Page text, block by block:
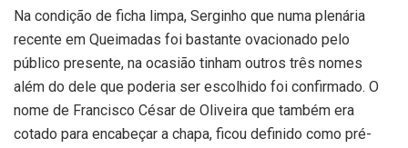
Na condição de ficha limpa, Serginho que numa plenária
recente em Queimadas foi bastante ovacionado pelo
público presente, na ocasião tinham outros três nomes
além do dele que poderia ser escolhido foi confirmado. O
nome de Francisco César de Oliveira que também era
cotado para encabeçar a chapa, ficou definido como pré-